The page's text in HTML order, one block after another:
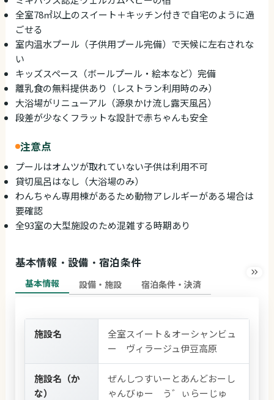
全室78㎡以上のスイート＋キッチン付きで自宅のように過
ごせる
室内温水プール（子供用プール完備）で天候に左右されな
い
キッズスペース（ボールプール・絵本など）完備
離乳食の無料提供あり（レストラン利用時のみ）
大浴場がリニューアル（源泉かけ流し露天風呂）
段差が少なくフラットな設計で赤ちゃんも安全
注意点
プールはオムツが取れていない子供は利用不可
貸切風呂はなし（大浴場のみ）
わんちゃん専用棟があるため動物アレルギーがある場合は
要確認
全93室の大型施設のため混雑する時期あり
基本情報・設備・宿泊条件
基本情報 設備・施設 宿泊条件・決済
施設名
全室スイート＆オーシャンビュ
ー ヴィラージュ伊豆高原
施設名（か
な）
ぜんしつすいーとあんどおーし
ゃんびゅー う゛ぃらーじゅ